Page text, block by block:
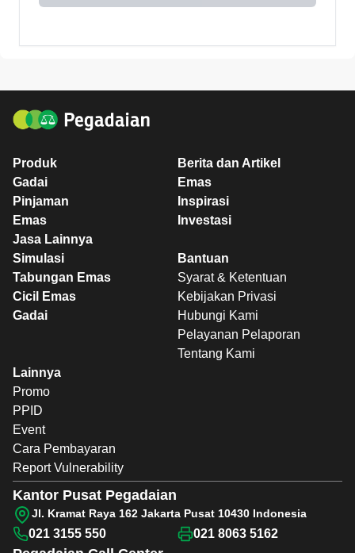
Produk
Gadai
Pinjaman
Emas
Jasa Lainnya
Berita dan Artikel
Emas
Inspirasi
Investasi
Simulasi
Tabungan Emas
Cicil Emas
Gadai
Bantuan
Syarat & Ketentuan
Kebijakan Privasi
Hubungi Kami
Pelayanan Pelaporan
Tentang Kami
Lainnya
Promo
PPID
Event
Cara Pembayaran
Report Vulnerability
Kantor Pusat Pegadaian
Jl. Kramat Raya 162 Jakarta Pusat 10430 Indonesia
021 3155 550 021 8063 5162